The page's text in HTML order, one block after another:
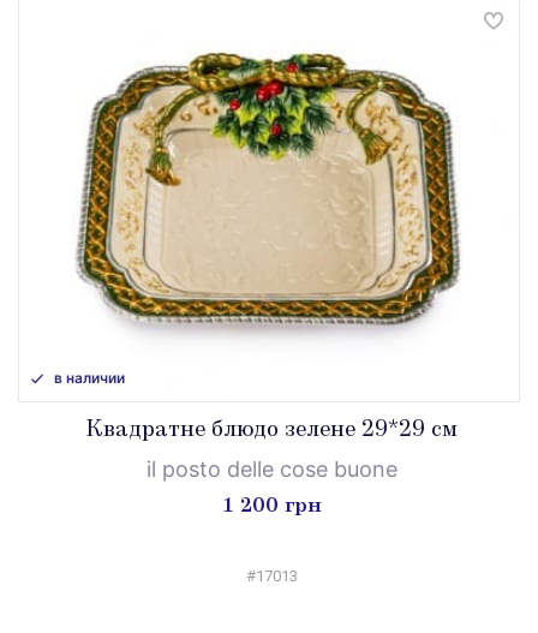
в наличии
Квадратне блюдо зелене 29*29 см
il posto delle cose buone
1 200 грн
#17013